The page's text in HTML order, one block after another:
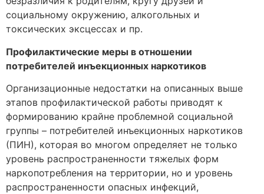
социальному окружению, алкогольных и
токсических эксцессах и пр.
Профилактические меры в отношении
потребителей инъекционных наркотиков
Организационные недостатки на описанных выше
этапов профилактической работы приводят к
формированию крайне проблемной социальной
группы – потребителей инъекционных наркотиков
(ПИН), которая во многом определяет не только
уровень распространенности тяжелых форм
наркопотребления на территории, но и уровень
распространенности опасных инфекций,